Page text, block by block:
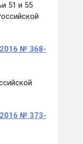
51 и 55
№ 368-
№ 373-